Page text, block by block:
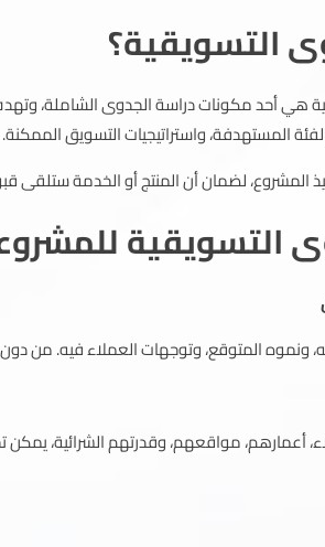
التسويقية؟
هي أحد مكونات دراسة الجدوى الشاملة،
المستهدفة، واستراتيجيات التسويق الممكنة.
المشروع، لضمان أن المنتج أو الخدمة ستلقى
التسويقية
ونموه المتوقع، وتوجهات العملاء فيه. من
أعمارهم، مواقعهم، وقدرتهم الشرائية،